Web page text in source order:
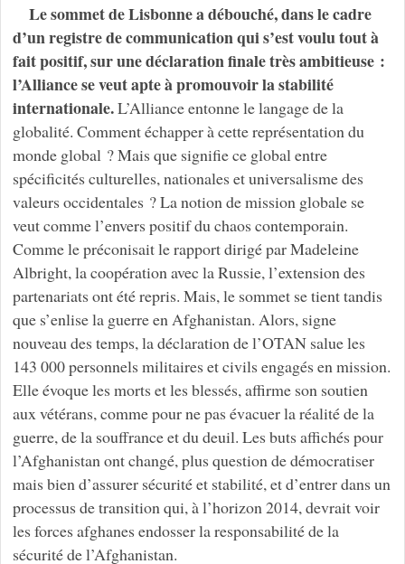
Le sommet de Lisbonne a débouché, dans le cadre
d’un registre de communication qui s’est voulu tout à
fait positif, sur une déclaration finale très ambitieuse :
l’Alliance se veut apte à promouvoir la stabilité
internationale.L’Alliance entonne le langage de la
globalité. Comment échapper à cette représentation du
monde global ? Mais que signifie ce global entre
spécificités culturelles, nationales et universalisme des
valeurs occidentales ? La notion de mission globale se
veut comme l’envers positif du chaos contemporain.
Comme le préconisait le rapport dirigé par Madeleine
Albright, la coopération avec la Russie, l’extension des
partenariats ont été repris. Mais, le sommet se tient tandis
que s’enlise la guerre en Afghanistan. Alors, signe
nouveau des temps, la déclaration de l’OTAN salue les
143 000 personnels militaires et civils engagés en mission.
Elle évoque les morts et les blessés, affirme son soutien
aux vétérans, comme pour ne pas évacuer la réalité de la
guerre, de la souffrance et du deuil. Les buts affichés pour
l’Afghanistan ont changé, plus question de démocratiser
mais bien d’assurer sécurité et stabilité, et d’entrer dans un
processus de transition qui, à l’horizon 2014, devrait voir
les forces afghanes endosser la responsabilité de la
sécurité de l’Afghanistan.